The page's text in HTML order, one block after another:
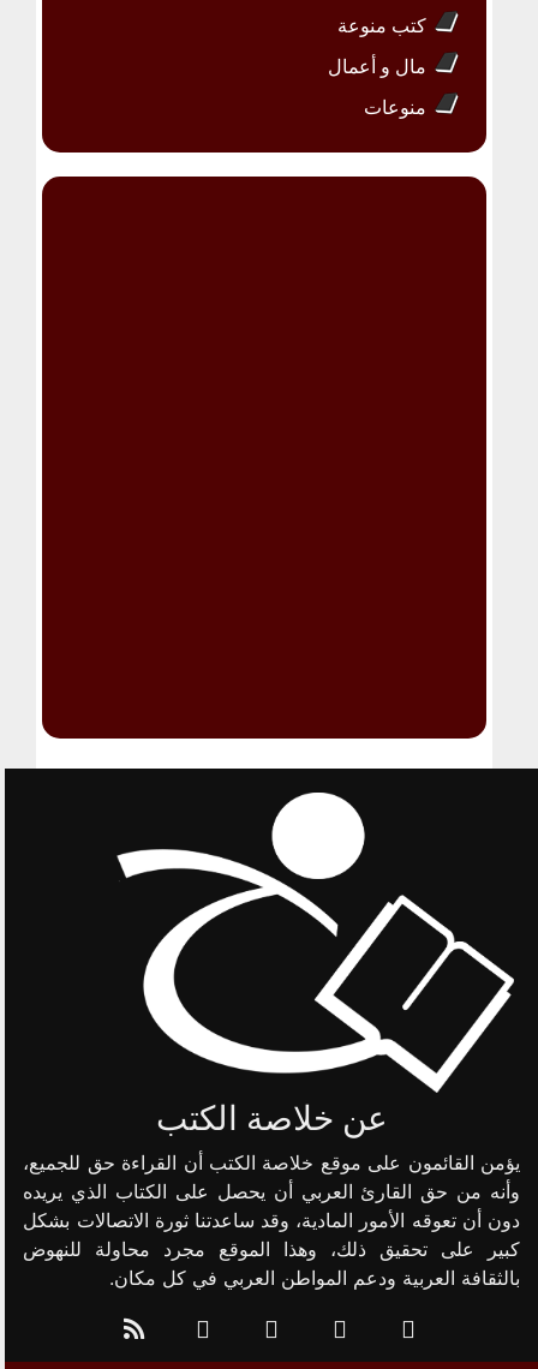
كتب منوعة
مال و أعمال
منوعات
عن خلاصة الكتب
يؤمن القائمون على موقع خلاصة الكتب أن القراءة حق للجميع،
وأنه من حق القارئ العربي أن يحصل على الكتاب الذي يريده
دون أن تعوقه الأمور المادية، وقد ساعدتنا ثورة الاتصالات بشكل
كبير على تحقيق ذلك، وهذا الموقع مجرد محاولة للنهوض
بالثقافة العربية ودعم المواطن العربي في كل مكان.